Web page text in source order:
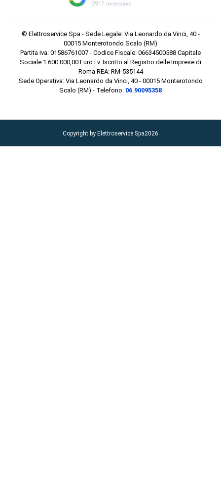
© Elettroservice Spa - Sede Legale: Via Leonardo da Vinci, 40 -
00015 Monterotondo Scalo (RM)
Partita Iva: 01586761007 - Codice Fiscale: 06634500588 Capitale
Sociale 1.600.000,00 Euro i.v. Iscritto al Registro delle Imprese di
Roma REA: RM-535144
Sede Operativa: Via Leonardo da Vinci, 40 - 00015 Monterotondo
Scalo (RM) - Telefono: 06.90095358
Copyright by Elettroservice Spa2026